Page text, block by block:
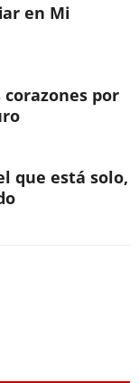
en Mi
por
que está solo,